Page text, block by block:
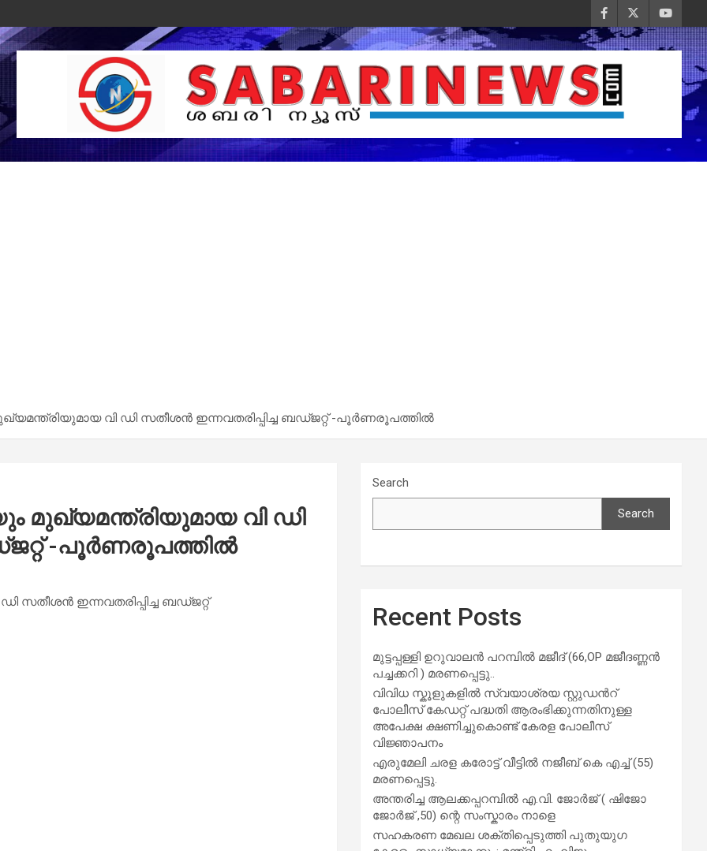
വി ഡി സതീശൻ ഇന്നവതരിപ്പിച്ച ബഡ്ജറ്റ് -പൂർണരൂപത്തിൽ
മുഖ്യമന്ത്രിയുമായ വി ഡി
-പൂർണരൂപത്തിൽ
സതീശൻ ഇന്നവതരിപ്പിച്ച ബഡ്ജറ്റ്
Search
Search
Recent Posts
മുട്ടപ്പള്ളി ഉറുവാലൻ പറമ്പിൽ മജീദ് (66,OP മജീദണ്ണൻ
പച്ചക്കറി ) മരണപ്പെട്ടു..
വിവിധ സ്കൂളുകളില്‍ സ്വയാശ്രയ സ്റ്റുഡന്‍റ്
പോലീസ് കേഡറ്റ് പദ്ധതി ആരംഭിക്കുന്നതിനുള്ള
അപേക്ഷ ക്ഷണിച്ചുകൊണ്ട് കേരള പോലീസ്
വിജ്ഞാപനം
എരുമേലി ചരള കരോട്ട് വീട്ടിൽ നജീബ് കെ എച്ച് (55)
മരണപ്പെട്ടു.
അന്തരിച്ച ആ​ല​ക്ക​പ്പ​റമ്പിൽ​ എ.​വി. ജോ​ർ​ജ് ( ഷിജോ
ജോർജ് ,50) ന്റെ സംസ്കാരം നാളെ
സഹകരണ മേഖല ശക്തിപ്പെടുത്തി പുതുയുഗ